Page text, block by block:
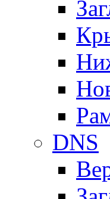
DNS